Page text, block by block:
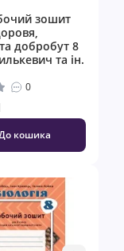
зошит
добробут 8
та ін.
0
кошика